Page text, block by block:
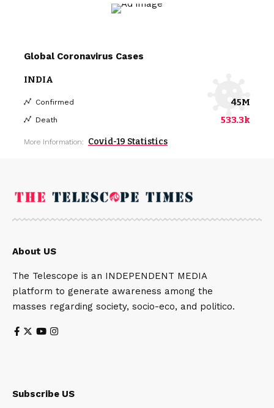
Global Coronavirus Cases
INDIA
Confirmed 45M
Death 533.3k
More Information: Covid-19 Statistics
About US
The Telescope is an INDEPENDENT MEDIA
platform to generate awareness among the
masses regarding society, socio-eco, and politico.
Subscribe US